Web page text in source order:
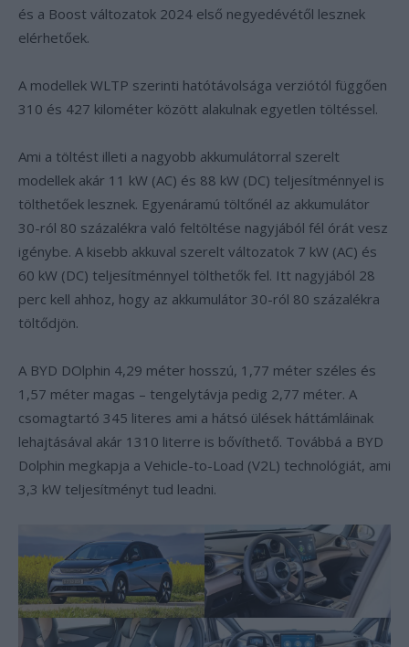
és a Boost változatok 2024 első negyedévétől lesznek
elérhetőek.
A modellek WLTP szerinti hatótávolsága verziótól függően
310 és 427 kilométer között alakulnak egyetlen töltéssel.
Ami a töltést illeti a nagyobb akkumulátorral szerelt
modellek akár 11 kW (AC) és 88 kW (DC) teljesítménnyel is
tölthetőek lesznek. Egyenáramú töltőnél az akkumulátor
30-ról 80 százalékra való feltöltése nagyjából fél órát vesz
igénybe. A kisebb akkuval szerelt változatok 7 kW (AC) és
60 kW (DC) teljesítménnyel tölthetők fel. Itt nagyjából 28
perc kell ahhoz, hogy az akkumulátor 30-ról 80 százalékra
töltődjön.
A BYD DOlphin 4,29 méter hosszú, 1,77 méter széles és
1,57 méter magas – tengelytávja pedig 2,77 méter. A
csomagtartó 345 literes ami a hátsó ülések háttámláinak
lehajtásával akár 1310 literre is bővíthető. Továbbá a BYD
Dolphin megkapja a Vehicle-to-Load (V2L) technológiát, ami
3,3 kW teljesítményt tud leadni.